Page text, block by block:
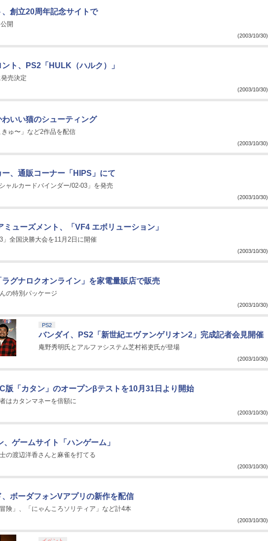
創立20周年記念サイトで
開
(2003/10/30)
ト、PS2「HULK（ハルク）」
売決定
(2003/10/30)
いい猫のシューティング
ゅ〜」など2作品を配信
(2003/10/30)
ー、通販コーナー「HIPS」にて
ャルカードバインダー/02-03」を発売
(2003/10/30)
ミューズメント、「VF4 エボリューション」
」全国決勝大会を11月2日に開催
(2003/10/30)
ラグナロクオンライン」を家電量販店で販売
の特別パッケージ
(2003/10/30)
PS2
バンダイ、PS2「新世紀エヴァンゲリオン2」完成記者会見開催
庵野秀明氏とアルファシステム芝村裕吏氏が登場
(2003/10/30)
版「カタン」のオープンβテストを10月31日より開始
はカタンマネーを倍額に
(2003/10/30)
、ゲームサイト「ハンゲーム」
の渡辺洋香さんと麻雀を打てる
(2003/10/30)
、ボーダフォンVアプリの新作を配信
険」、「にゃんころソリティア」など計4本
(2003/10/30)